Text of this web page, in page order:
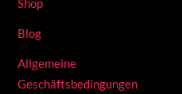
Shop
Blog
Allgemeine
Geschäftsbedingungen